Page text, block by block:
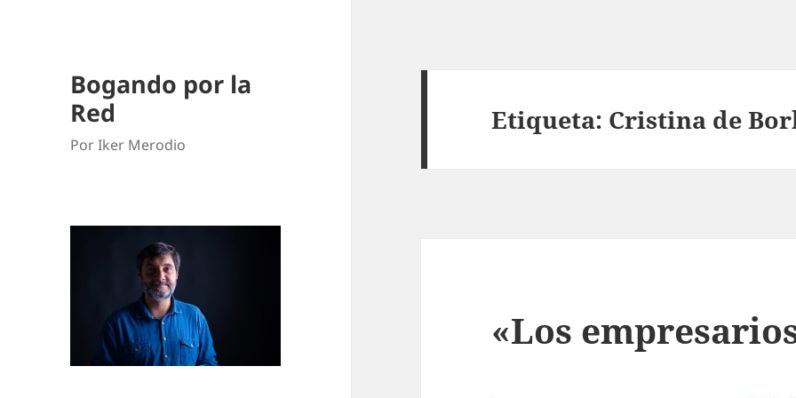
Bogando por la
Red
Por Iker Merodio
Etiqueta: Cristina de
«Los